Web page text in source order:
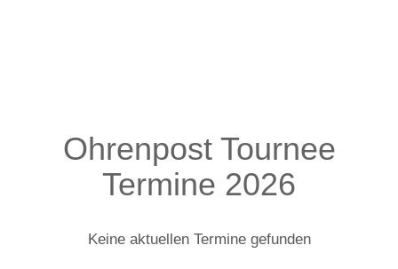
Ohrenpost Tournee
Termine 2026
Keine aktuellen Termine gefunden